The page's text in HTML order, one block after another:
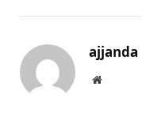
ajjanda
Website